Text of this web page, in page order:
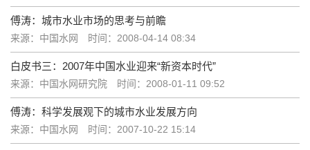
傅涛：城市水业市场的思考与前瞻
来源：中国水网 时间：2008-04-14 08:34
白皮书三：2007年中国水业迎来“新资本时代”
来源：中国水网研究院 时间：2008-01-11 09:52
傅涛：科学发展观下的城市水业发展方向
来源：中国水网 时间：2007-10-22 15:14